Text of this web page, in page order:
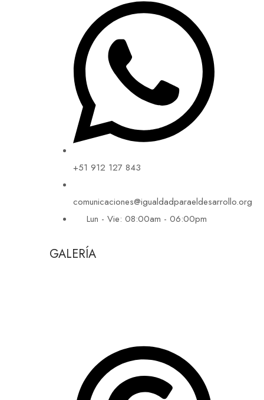
+51 912 127 843
comunicaciones@igualdadparaeldesarrollo.org
Lun - Vie: 08:00am - 06:00pm
GALERÍA